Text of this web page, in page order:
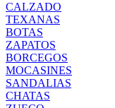
CALZADO
TEXANAS
BOTAS
ZAPATOS
BORCEGOS
MOCASINES
SANDALIAS
CHATAS